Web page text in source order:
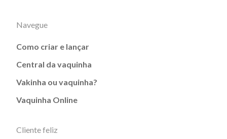
Navegue
Como criar e lançar
Central da vaquinha
Vakinha ou vaquinha?
Vaquinha Online
Cliente feliz